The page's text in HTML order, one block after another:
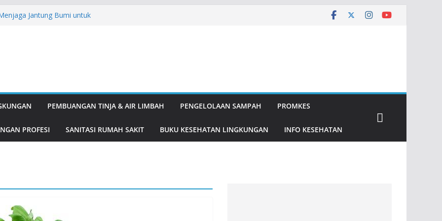
Jantung Bumi untuk
English for Adults
Ganda Tangkal Nyamuk dan
dan Delima, Duo Antioksidan
Pembangunan
PEMBUANGAN TINJA & AIR LIMBAH PENGELOLAAN SAMPAH PROMKES
PROFESI SANITASI RUMAH SAKIT BUKU KESEHATAN LINGKUNGAN INFO KESEHATAN